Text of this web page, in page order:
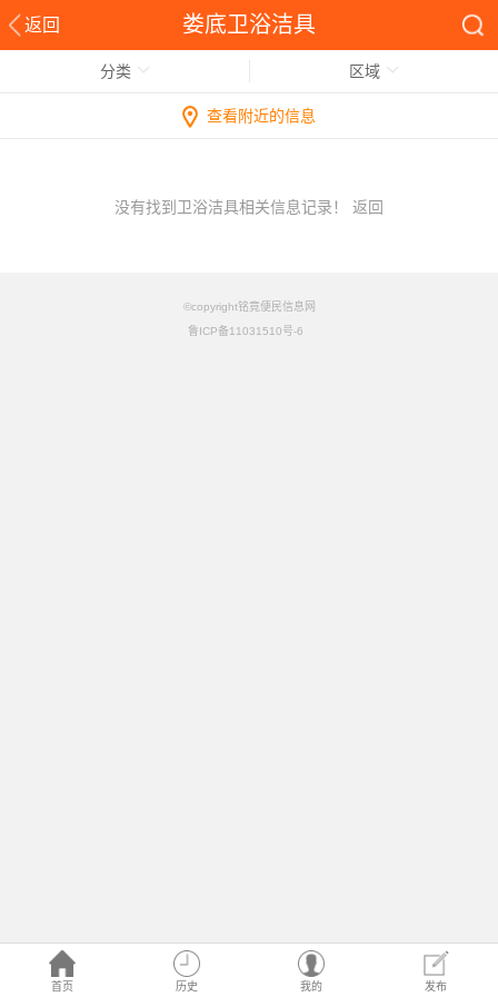
返回 娄底卫浴洁具
首页 历史 我的 发布
分类 区域
查看附近的信息
没有找到卫浴洁具相关信息记录！ 返回
©copyright铭竟便民信息网
鲁ICP备11031510号-6